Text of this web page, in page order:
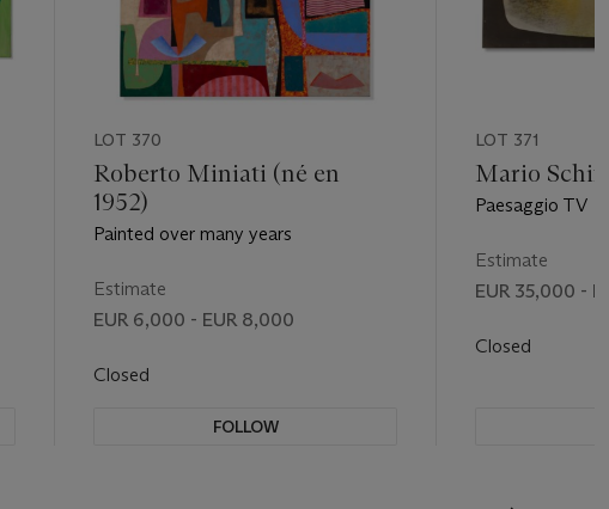
LOT 370
Roberto Miniati (né en
1952)
Painted over many years
Estimate
EUR 6,000 - EUR 8,000
Closed
FOLLOW
LOT 371
Mario
Paesaggio TV
Estimate
EUR 35,000 -
Closed